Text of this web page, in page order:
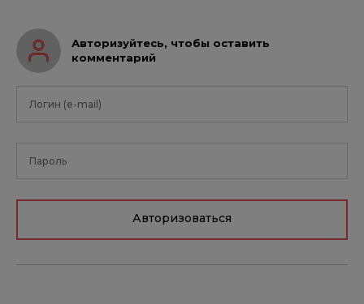
Авторизуйтесь, чтобы оставить
комментарий
Авторизоваться